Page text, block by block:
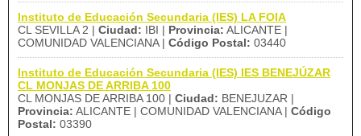
Instituto de Educación Secundaria (IES) LA FOIA
CL SEVILLA 2 | Ciudad: IBI | Provincia: ALICANTE |
COMUNIDAD VALENCIANA | Código Postal: 03440
Instituto de Educación Secundaria (IES) IES BENEJÚZAR
CL MONJAS DE ARRIBA 100
CL MONJAS DE ARRIBA 100 | Ciudad: BENEJUZAR |
Provincia: ALICANTE | COMUNIDAD VALENCIANA | Código
Postal: 03390